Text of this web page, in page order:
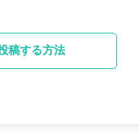
稿する方法